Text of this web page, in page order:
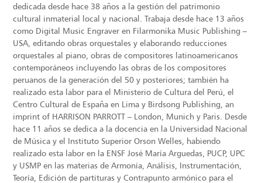
dedicada desde hace 38 años a la gestión del patrimonio
cultural inmaterial local y nacional. Trabaja desde hace 13 años
como Digital Music Engraver en Filarmonika Music Publishing –
USA, editando obras orquestales y elaborando reducciones
orquestales al piano, obras de compositores latinoamericanos
contemporáneos incluyendo las obras de los compositores
peruanos de la generación del 50 y posteriores; también ha
realizado esta labor para el Ministerio de Cultura del Perú, el
Centro Cultural de España en Lima y Birdsong Publishing, an
imprint of HARRISON PARROTT – London, Munich y Paris. Desde
hace 11 años se dedica a la docencia en la Universidad Nacional
de Música y el Instituto Superior Orson Welles, habiendo
realizado esta labor en la ENSF José María Arguedas, PUCP, UPC
y USMP en las materias de Armonía, Análisis, Instrumentación,
Teoría, Edición de partituras y Contrapunto armónico para el